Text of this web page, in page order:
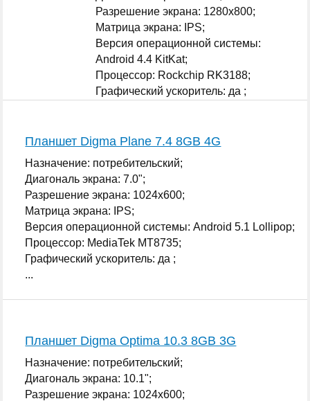
Разрешение экрана: 1280x800;
Матрица экрана: IPS;
Версия операционной системы:
Android 4.4 KitKat;
Процессор: Rockchip RK3188;
Графический ускоритель: да ;
Планшет Digma Plane 7.4 8GB 4G
Назначение: потребительский;
Диагональ экрана: 7.0";
Разрешение экрана: 1024x600;
Матрица экрана: IPS;
Версия операционной системы: Android 5.1 Lollipop;
Процессор: MediaTek MT8735;
Графический ускоритель: да ;
...
Планшет Digma Optima 10.3 8GB 3G
Назначение: потребительский;
Диагональ экрана: 10.1";
Разрешение экрана: 1024x600;